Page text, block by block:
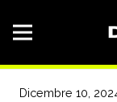
Dicembre 10,